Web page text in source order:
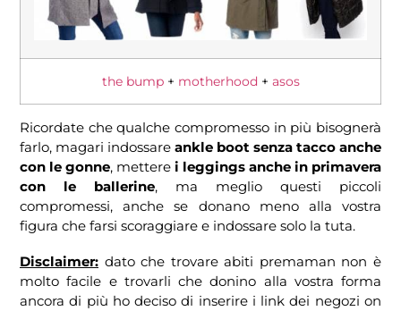
the bump+ motherhood + asos
Ricordate che qualche compromesso in più bisognerà
farlo, magari indossare ankle boot senza tacco anche
con le gonne, mettere i leggings anche in primavera
con le ballerine, ma meglio questi piccoli
compromessi, anche se donano meno alla vostra
figura che farsi scoraggiare e indossare solo la tuta.
Disclaimer: dato che trovare abiti premaman non è
molto facile e trovarli che donino alla vostra forma
ancora di più ho deciso di inserire i link dei negozi on